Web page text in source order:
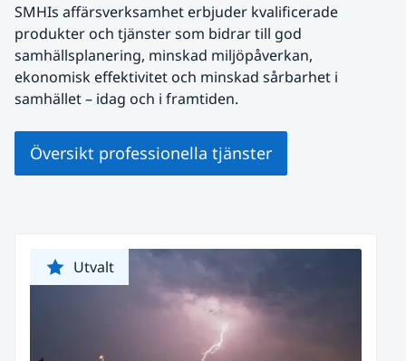
SMHIs affärsverksamhet erbjuder kvalificerade
produkter och tjänster som bidrar till god
samhällsplanering, minskad miljöpåverkan,
ekonomisk effektivitet och minskad sårbarhet i
samhället – idag och i framtiden.
Översikt professionella tjänster
Utvalt